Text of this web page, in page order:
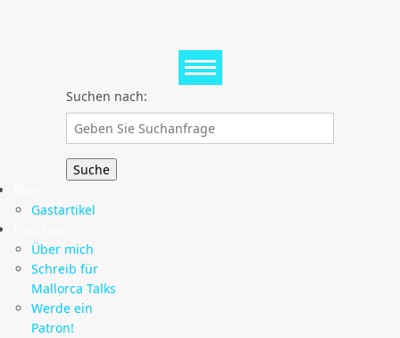
Suchen nach:
Gastartikel
Über mich
Schreib für
Mallorca Talks
Werde ein
Patron!